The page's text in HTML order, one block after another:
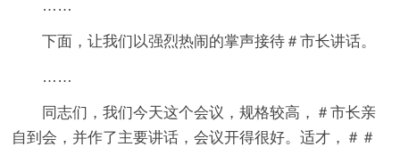
……
下面，让我们以强烈热闹的掌声接待＃市长讲话。
……
同志们，我们今天这个会议，规格较高，＃市长亲
自到会，并作了主要讲话，会议开得很好。适才，＃＃